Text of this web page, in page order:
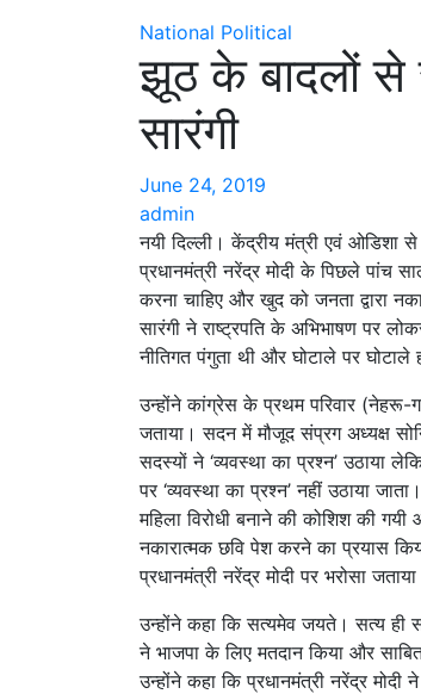
National Political
झूठ के बादलों से
सारंगी
June 24, 2019
admin
नयी दिल्ली। केंद्रीय मंत्री एवं ओडिशा
प्रधानमंत्री नरेंद्र मोदी के पिछले पांच
करना चाहिए और खुद को जनता द्वारा
सारंगी ने राष्ट्रपति के अभिभाषण पर
नीतिगत पंगुता थी और घोटाले पर
उन्होंने कांग्रेस के प्रथम परिवार (नेहरू-
जताया। सदन में मौजूद संप्रग अध्यक्ष
सदस्यों ने ‘व्यवस्था का प्रश्न’ उठाया
पर ‘व्यवस्था का प्रश्न’ नहीं उठाया
महिला विरोधी बनाने की कोशिश की
नकारात्मक छवि पेश करने का प्रयास
प्रधानमंत्री नरेंद्र मोदी पर भरोसा
उन्होंने कहा कि सत्यमेव जयते। सत्य ही
ने भाजपा के लिए मतदान किया और
उन्होंने कहा कि प्रधानमंत्री नरेंद्र